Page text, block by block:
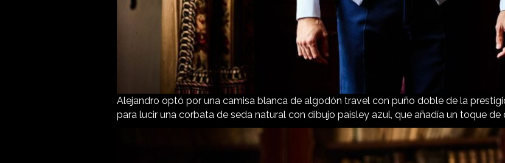
Alejandro optó por una camisa blanca de algodón travel con puño doble de la
para lucir una corbata de seda natural con dibujo paisley azul, que añadía un toque